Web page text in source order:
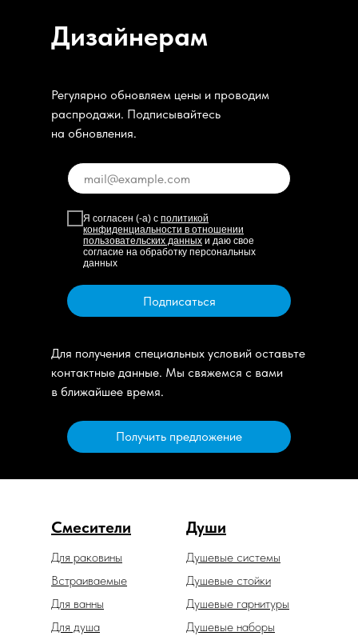
Дизайнерам
Регулярно обновляем цены и проводим
распродажи. Подписывайтесь
на обновления.
Я согласен (-а) с политикой
конфиденциальности в отношении
пользовательских данных и даю свое
согласие на обработку персональных
данных
Подписаться
Для получения специальных условий оставьте
контактные данные. Мы свяжемся с вами
в ближайшее время.
Получить предложение
Смесители Души
Душевые гарнитуры
Душевые системы
Душевые наборы
Встраиваемые
Для ванны
Для душа
Для раковины
Душевые стойки